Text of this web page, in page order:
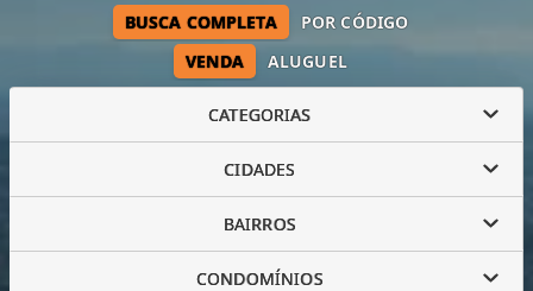
VENDA ALUGUEL
BUSCA COMPLETA POR CÓDIGO
CATEGORIAS
CIDADES
BAIRROS
CONDOMÍNIOS